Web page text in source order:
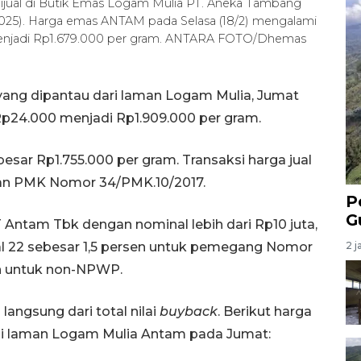
di Butik Emas Logam Mulia PT. Aneka Tambang
Harga emas ANTAM pada Selasa (18/2) mengalami
Rp1.679.000 per gram. ANTARA FOTO/Dhemas
dipantau dari laman Logam Mulia, Jumat
menjadi Rp1.909.000 per gram.
Rp1.755.000 per gram. ‎Transaksi harga jual
PMK Nomor 34/PMK.10/2017.
Tbk dengan nominal lebih dari Rp10 juta,
sebesar 1,5 persen untuk pemegang Nomor
untuk non-NPWP.
dari total nilai buyback. Berikut harga
Logam Mulia Antam pada Jumat:
2